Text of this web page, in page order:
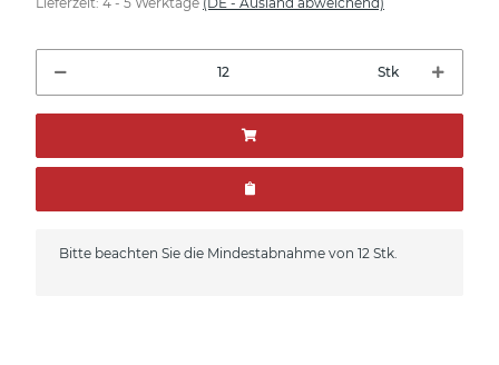
Stk
xBitte beachten Sie die Mindestabnahme von 12 Stk.